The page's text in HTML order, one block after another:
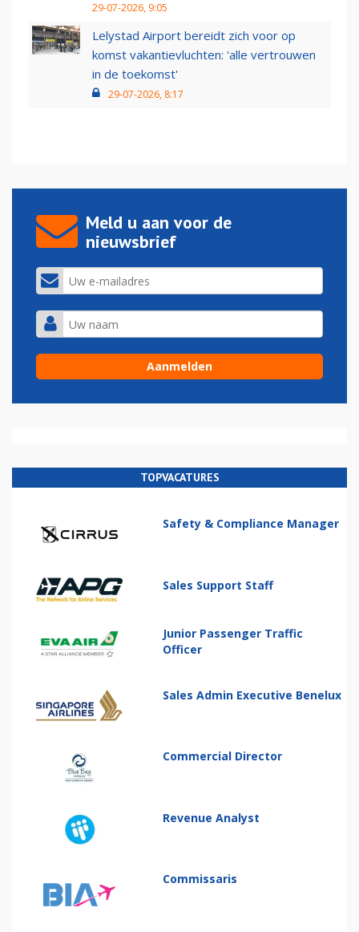
29-07-2026, 9:05
Lelystad Airport bereidt zich voor op
komst vakantievluchten: 'alle vertrouwen
in de toekomst'
29-07-2026, 8:17
Meld u aan voor de
nieuwsbrief
TOPVACATURES
Safety & Compliance Manager
Sales Support Staff
Junior Passenger Traffic
Officer
Sales Admin Executive Benelux
Commercial Director
Revenue Analyst
Commissaris